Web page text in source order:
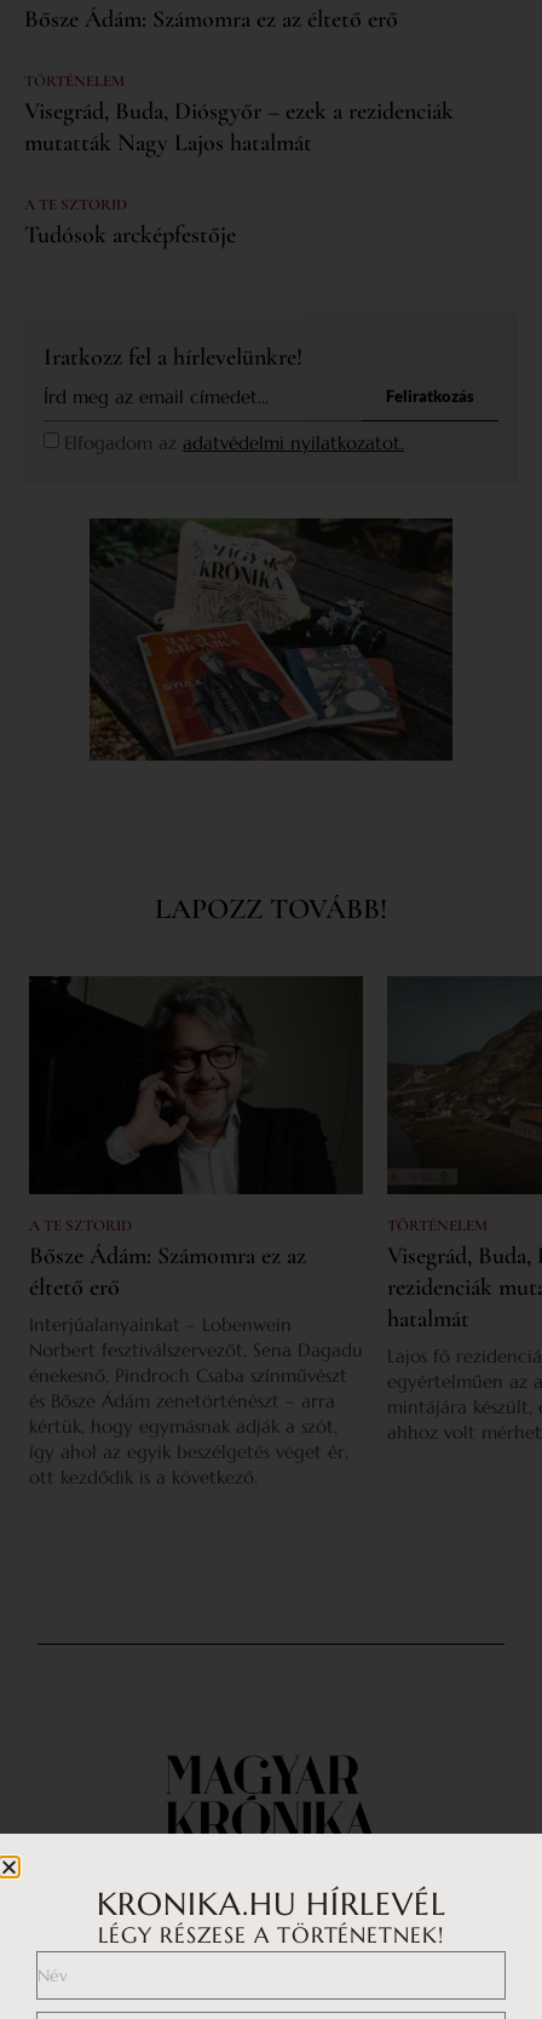
Bősze Ádám: Számomra ez az éltető erő
TÖRTÉNELEM
Visegrád, Buda, Diósgyőr – ezek a rezidenciák
mutatták Nagy Lajos hatalmát
A TE SZTORID
Tudósok arcképfestője
Iratkozz fel a hírlevelünkre!
Elfogadom az adatvédelmi nyilatkozatot.
Feliratkozás
LAPOZZ TOVÁBB!
A TE SZTORID
Bősze Ádám: Számomra ez az
éltető erő
Interjúalanyainkat – Lobenwein
Norbert fesztiválszervezőt, Sena Dagadu
énekesnő, Pindroch Csaba színművészt
és Bősze Ádám zenetörténészt – arra
kértük, hogy egymásnak adják a szót,
így ahol az egyik beszélgetés véget ér,
ott kezdődik is a következő.
TÖRTÉNELEM
Visegrád,
rezidenciák
hatalmát
Lajos fő
egyértelműen az
mintájára készült,
ahhoz volt
Impresszum
KRONIKA.HU HÍRLEVÉL
LÉGY RÉSZESE A TÖRTÉNETNEK!